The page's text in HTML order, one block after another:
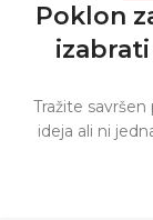
Poklon
Tražite
ideja ali ni